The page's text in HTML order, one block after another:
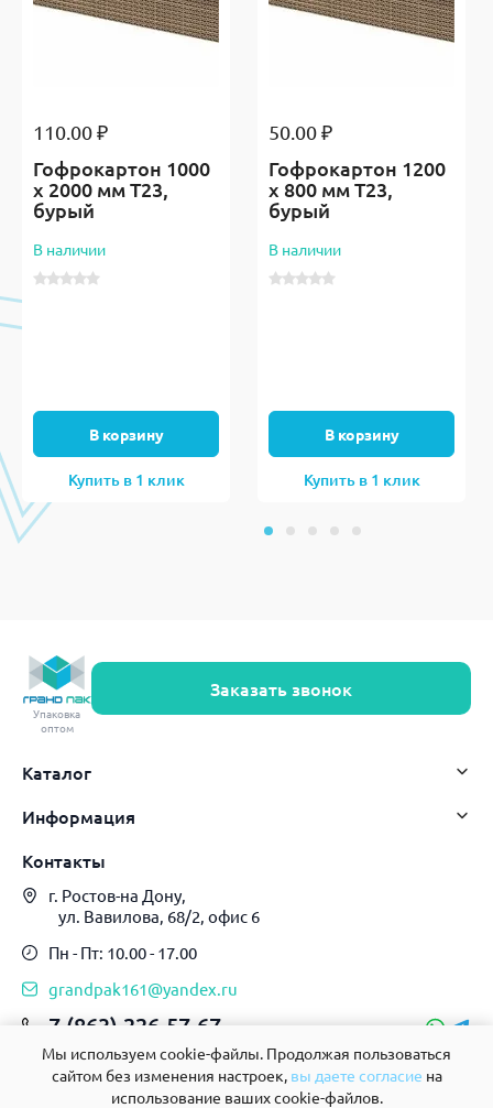
110.00 ₽
Гофрокартон 1000
х 2000 мм Т23,
бурый
В наличии
В корзину
Купить в 1 клик
50.00 ₽
Гофрокартон 1200
х 800 мм Т23,
бурый
В наличии
В корзину
Купить в 1 клик
Упаковка
оптом
Заказать звонок
Каталог
Информация
Контакты
г. Ростов-на Дону,
ул. Вавилова, 68/2, офис 6
Пн - Пт: 10.00 - 17.00
grandpak161@yandex.ru
7 (863) 226-57-67
8 928 161 62 23
Мы используем cookie-файлы. Продолжая пользоваться
сайтом без изменения настроек, вы даете согласие на
использование ваших cookie-файлов.